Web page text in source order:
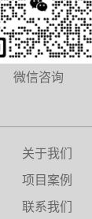
微信咨询
关于我们
项目案例
联系我们